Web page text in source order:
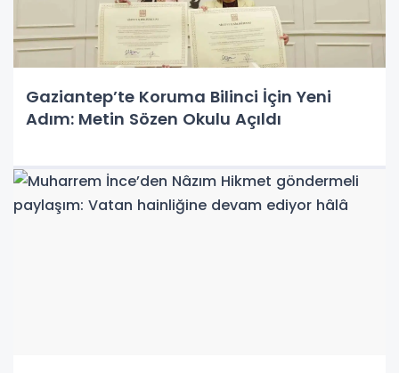
Gaziantep’te Koruma Bilinci İçin Yeni
Adım: Metin Sözen Okulu Açıldı